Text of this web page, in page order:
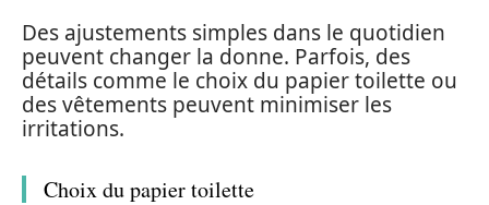
Des ajustements simples dans le quotidien
peuvent changer la donne. Parfois, des
détails comme le choix du papier toilette ou
des vêtements peuvent minimiser les
irritations.
Choix du papier toilette